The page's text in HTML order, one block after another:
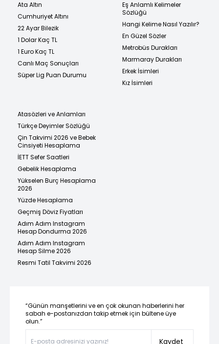
Ata Altın
Cumhuriyet Altını
22 Ayar Bilezik
1 Dolar Kaç TL
1 Euro Kaç TL
Canlı Maç Sonuçları
Süper Lig Puan Durumu
Eş Anlamlı Kelimeler
Sözlüğü
Hangi Kelime Nasıl Yazılır?
En Güzel Sözler
Metrobüs Durakları
Marmaray Durakları
Erkek İsimleri
Kız İsimleri
Atasözleri ve Anlamları
Türkçe Deyimler Sözlüğü
Çin Takvimi 2026 ve Bebek
Cinsiyeti Hesaplama
İETT Sefer Saatleri
Gebelik Hesaplama
Yükselen Burç Hesaplama
2026
Yüzde Hesaplama
Geçmiş Döviz Fiyatları
Adım Adım Instagram
Hesap Dondurma 2026
Adım Adım Instagram
Hesap Silme 2026
Resmi Tatil Takvimi 2026
“Günün manşetlerini ve en çok okunan haberlerini her
sabah e-postanızdan takip etmek için bültene üye
olun.”
Kaydet